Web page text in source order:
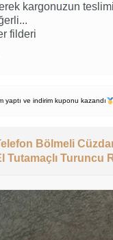
kargonuzun
filderi
yaptı ve indirim kuponu kazandı
Bölmeli
Tutamaçlı Turuncu